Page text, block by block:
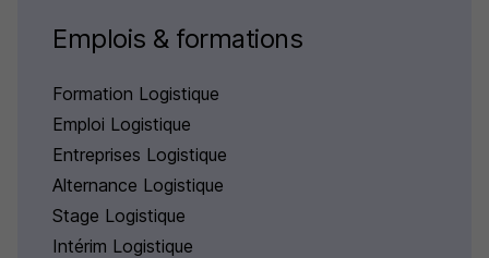
Emplois & formations
Formation Logistique
Emploi Logistique
Entreprises Logistique
Alternance Logistique
Stage Logistique
Intérim Logistique